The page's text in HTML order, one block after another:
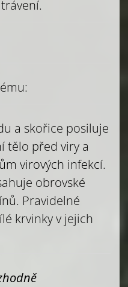
a skořice posiluje
tělo před viry a
virových infekcí.
obrovské
Pravidelné
krvinky v jejich